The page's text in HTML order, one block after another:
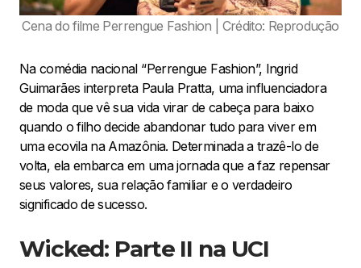
Cena do filme Perrengue Fashion | Crédito: Reprodução
Na comédia nacional “Perrengue Fashion”, Ingrid
Guimarães interpreta Paula Pratta, uma influenciadora
de moda que vê sua vida virar de cabeça para baixo
quando o filho decide abandonar tudo para viver em
uma ecovila na Amazônia. Determinada a trazê-lo de
volta, ela embarca em uma jornada que a faz repensar
seus valores, sua relação familiar e o verdadeiro
significado de sucesso.
Wicked: Parte II na UCI